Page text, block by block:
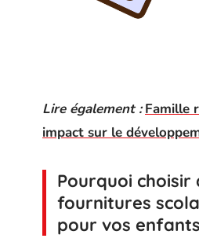
Lire également : Famille
impact sur le
Pourquoi choisir
fournitures
pour vos